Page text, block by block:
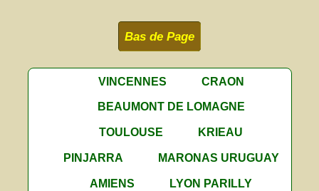
Bas de Page
VINCENNES
CRAON
BEAUMONT DE LOMAGNE
TOULOUSE
KRIEAU
PINJARRA
MARONAS URUGUAY
AMIENS
LYON PARILLY